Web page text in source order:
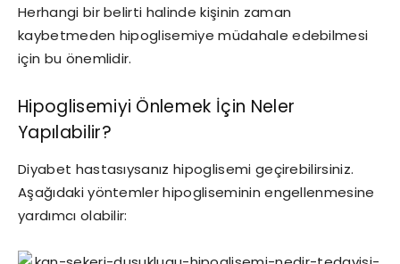
Herhangi bir belirti halinde kişinin zaman
kaybetmeden hipoglisemiye müdahale edebilmesi
için bu önemlidir.
Hipoglisemiyi Önlemek İçin Neler
Yapılabilir?
Diyabet hastasıysanız hipoglisemi geçirebilirsiniz.
Aşağıdaki yöntemler hipogliseminin engellenmesine
yardımcı olabilir: